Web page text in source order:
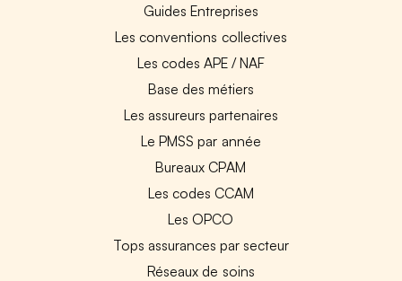
Guides Entreprises
Les conventions collectives
Les codes APE / NAF
Base des métiers
Les assureurs partenaires
Le PMSS par année
Bureaux CPAM
Les codes CCAM
Les OPCO
Tops assurances par secteur
Réseaux de soins